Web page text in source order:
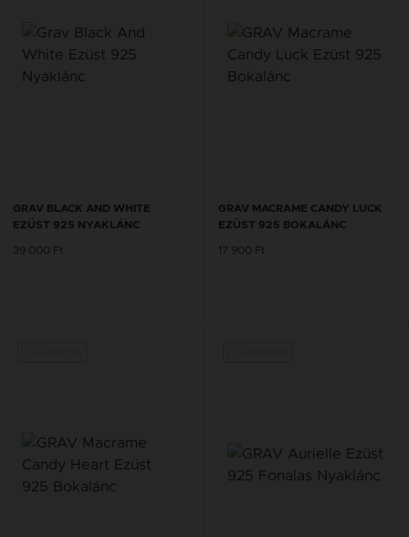
GRAV BLACK AND WHITE
EZÜST 925 NYAKLÁNC
39 000 Ft
GRAV MACRAME CANDY LUCK
EZÜST 925 BOKALÁNC
17 900 Ft